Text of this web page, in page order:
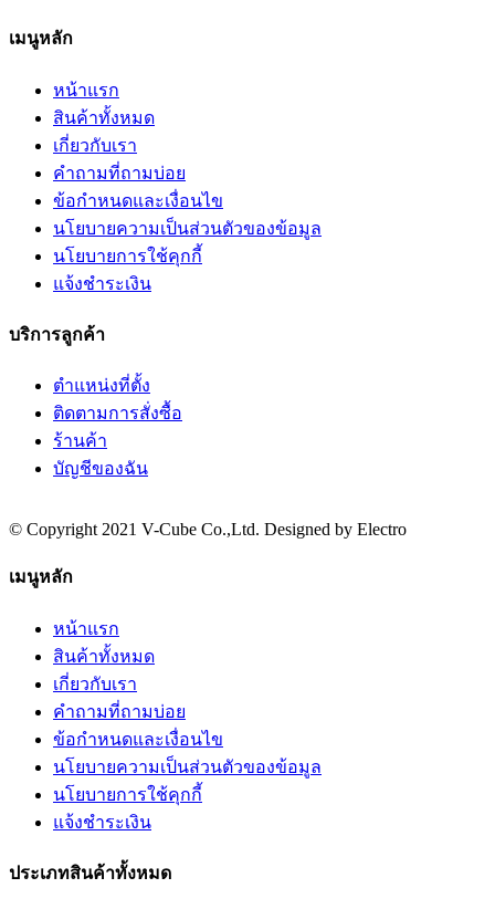
เมนูหลัก
หน้าแรก
สินค้าทั้งหมด
เกี่ยวกับเรา
คำถามที่ถามบ่อย
ข้อกำหนดและเงื่อนไข
นโยบายความเป็นส่วนตัวของข้อมูล
นโยบายการใช้คุกกี้
แจ้งชำระเงิน
บริการลูกค้า
ตำแหน่งที่ตั้ง
ติดตามการสั่งซื้อ
ร้านค้า
บัญชีของฉัน
© Copyright 2021 V-Cube Co.,Ltd. Designed by Electro
เมนูหลัก
หน้าแรก
สินค้าทั้งหมด
เกี่ยวกับเรา
คำถามที่ถามบ่อย
ข้อกำหนดและเงื่อนไข
นโยบายความเป็นส่วนตัวของข้อมูล
นโยบายการใช้คุกกี้
แจ้งชำระเงิน
ประเภทสินค้าทั้งหมด